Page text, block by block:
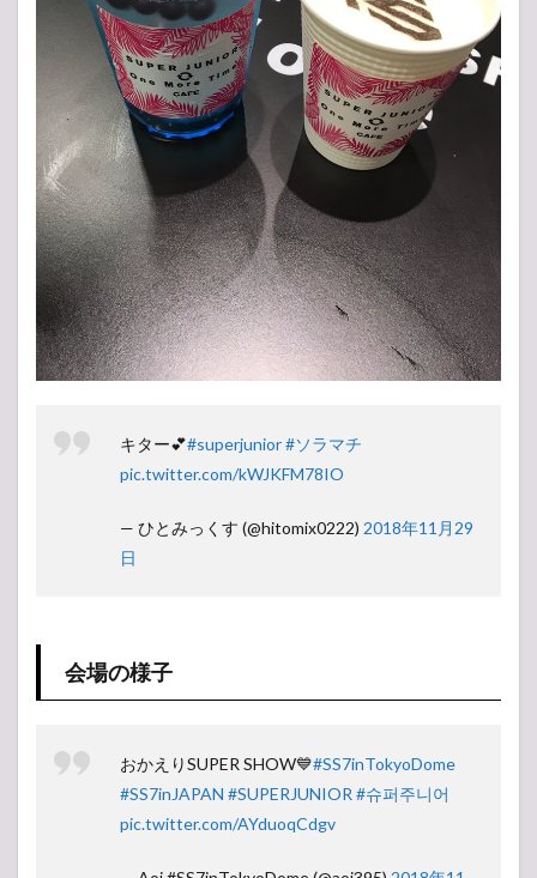
キター💕#superjunior#ソラマチ
pic.twitter.com/kWJKFM78IO
— ひとみっくす (@hitomix0222) 2018年11月29
日
会場の様子
おかえりSUPER SHOW💙#SS7inTokyoDome
#SS7inJAPAN #SUPERJUNIOR #슈퍼주니어
pic.twitter.com/AYduoqCdgv